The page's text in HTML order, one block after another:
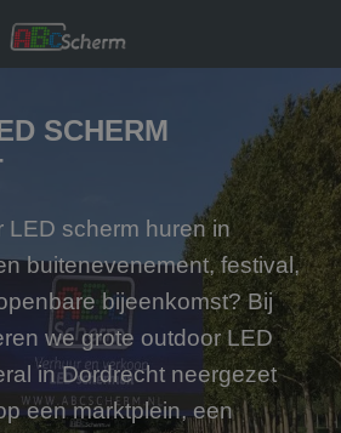
SCHERM
LED scherm huren in
buitenevenement, festival,
bijeenkomst? Bij
we grote outdoor LED
in Dordrecht neergezet
een marktplein, een